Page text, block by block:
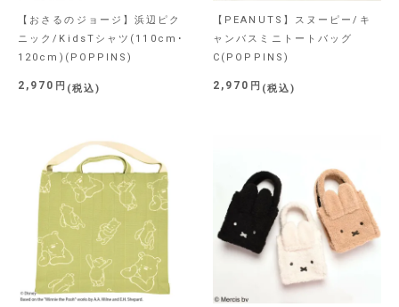
【おさるのジョージ】浜辺ピク
ニック/KidsTシャツ(110cm･
120cm)(POPPINS)
2,970 税込
【PEANUTS】スヌーピー/キ
ャンバスミニトートバッグ
C(POPPINS)
2,970 税込